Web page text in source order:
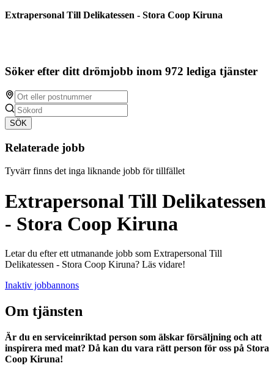
Extrapersonal Till Delikatessen - Stora Coop Kiruna
Söker efter ditt drömjobb inom 972 lediga tjänster
SÖK
Relaterade jobb
Tyvärr finns det inga liknande jobb för tillfället
Extrapersonal Till Delikatessen
- Stora Coop Kiruna
Letar du efter ett utmanande jobb som Extrapersonal Till
Delikatessen - Stora Coop Kiruna? Läs vidare!
Inaktiv jobbannons
Om tjänsten
Är du en serviceinriktad person som älskar försäljning och att
inspirera med mat? Då kan du vara rätt person för oss på Stora
Coop Kiruna!